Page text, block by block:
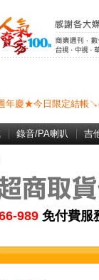
年慶★今日限定結帳
錄音/PA喇叭 吉
989 免付費